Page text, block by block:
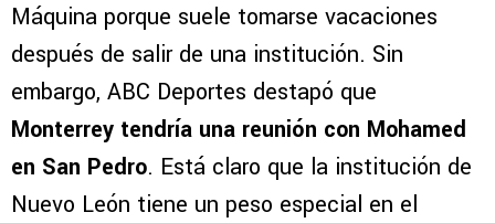
Máquina porque suele tomarse vacaciones
después de salir de una institución. Sin
embargo, ABC Deportes destapó que
Monterrey tendría una reunión con Mohamed
en San Pedro. Está claro que la institución de
Nuevo León tiene un peso especial en el